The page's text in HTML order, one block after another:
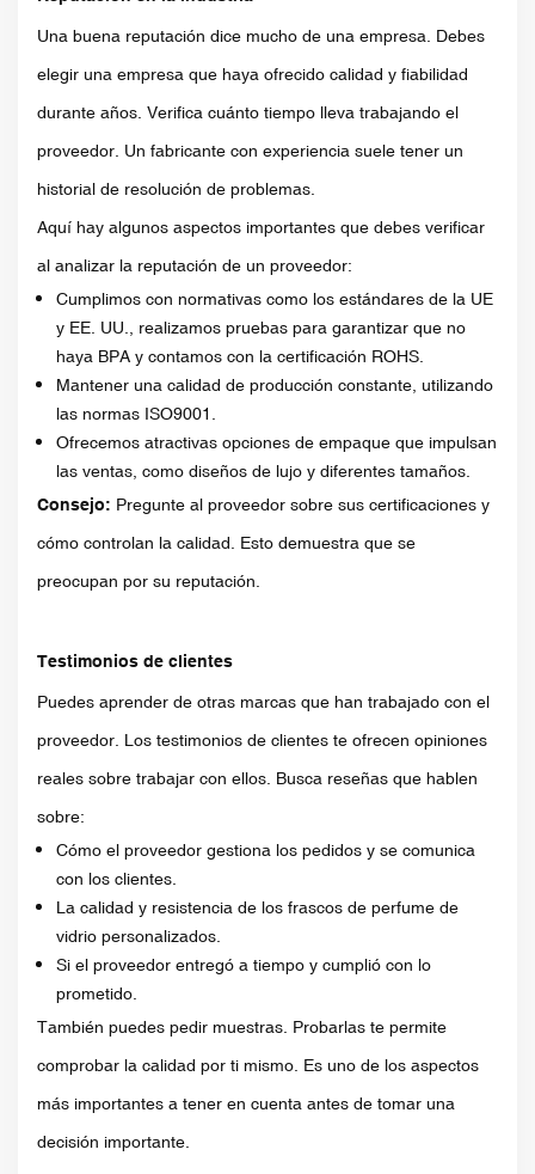
Una buena reputación dice mucho de una empresa. Debes
elegir una empresa que haya ofrecido calidad y fiabilidad
durante años. Verifica cuánto tiempo lleva trabajando el
proveedor. Un fabricante con experiencia suele tener un
historial de resolución de problemas.
Aquí hay algunos aspectos importantes que debes verificar
al analizar la reputación de un proveedor:
Cumplimos con normativas como los estándares de la UE
y EE. UU., realizamos pruebas para garantizar que no
haya BPA y contamos con la certificación ROHS.
Mantener una calidad de producción constante, utilizando
las normas ISO9001.
Ofrecemos atractivas opciones de empaque que impulsan
las ventas, como diseños de lujo y diferentes tamaños.
Consejo: Pregunte al proveedor sobre sus certificaciones y
cómo controlan la calidad. Esto demuestra que se
preocupan por su reputación.
Testimonios de clientes
Puedes aprender de otras marcas que han trabajado con el
proveedor. Los testimonios de clientes te ofrecen opiniones
reales sobre trabajar con ellos. Busca reseñas que hablen
sobre:
Cómo el proveedor gestiona los pedidos y se comunica
con los clientes.
La calidad y resistencia de los frascos de perfume de
vidrio personalizados.
Si el proveedor entregó a tiempo y cumplió con lo
prometido.
También puedes pedir muestras. Probarlas te permite
comprobar la calidad por ti mismo. Es uno de los aspectos
más importantes a tener en cuenta antes de tomar una
decisión importante.